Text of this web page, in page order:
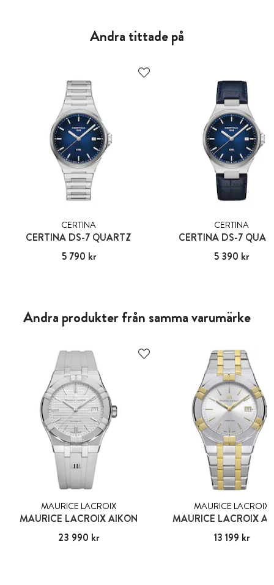
Andra tittade på
CERTINA
CERTINA DS-7 QUARTZ
Pris :5 790 kr
5 790 kr
CERTINA
CERTINA DS-7
Pris :5 390 kr
5 390 kr
Andra produkter från samma varumärke
MAURICE LACROIX
MAURICE LACROIX AIKON
Pris:23 990 kr
23 990 kr
MAURICE LACROIX
MAURICE LACROIX
Pris: 13 199 kr
13 199 kr